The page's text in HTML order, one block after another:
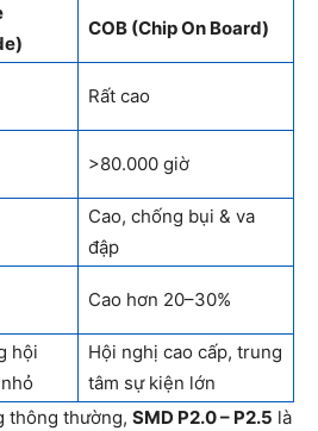
COB (Chip On Board)
Rất cao
>80.000 giờ
Cao, chống bụi & va
đập
Cao hơn 20–30%
hội
Hội nghị cao cấp, trung
tâm sự kiện lớn
thông thường, SMD P2.0 – P2.5 là